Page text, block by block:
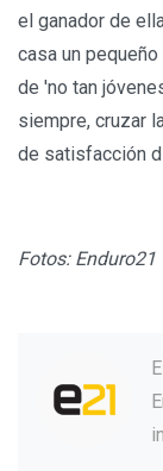
el ganador de
casa un
de 'no tan
siempre, cruzar
de satisfacción
Fotos: Enduro21